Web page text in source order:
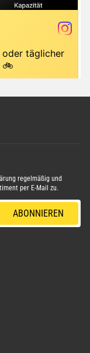
regelmäßig und
per E-Mail zu.
ABONNIEREN